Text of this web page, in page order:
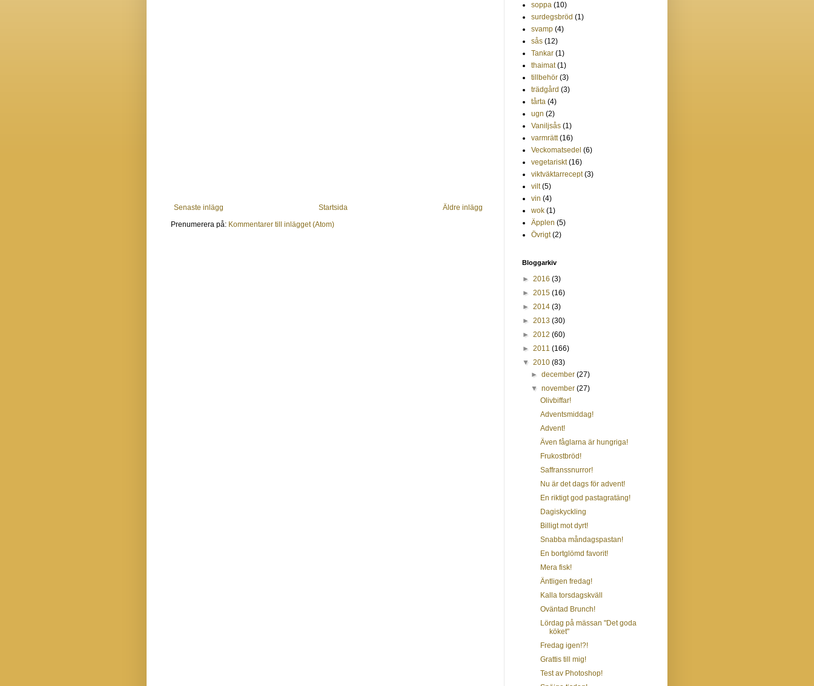
Senaste inlägg Äldre inlägg
Startsida
Prenumerera på: Kommentarer till inlägget (Atom)
soppa (10)
surdegsbröd (1)
svamp (4)
sås (12)
Tankar (1)
thaimat (1)
tillbehör (3)
trädgård (3)
tårta (4)
ugn (2)
Vaniljsås (1)
varmrätt (16)
Veckomatsedel (6)
vegetariskt (16)
viktväktarrecept (3)
vilt (5)
vin (4)
wok (1)
Äpplen (5)
Övrigt (2)
Bloggarkiv
► 2016 (3)
► 2015 (16)
► 2014 (3)
► 2013 (30)
► 2012 (60)
► 2011 (166)
▼ 2010 (83)
►december(27)
▼november(27)
Olivbiffar!
Adventsmiddag!
Advent!
Även fåglarna är hungriga!
Frukostbröd!
Saffranssnurror!
Nu är det dags för advent!
En riktigt god pastagratäng!
Dagiskyckling
Billigt mot dyrt!
Snabba måndagspastan!
En bortglömd favorit!
Mera fisk!
Äntligen fredag!
Kalla torsdagskväll
Oväntad Brunch!
Lördag på mässan "Det goda
köket"
Fredag igen!?!
Grattis till mig!
Test av Photoshop!